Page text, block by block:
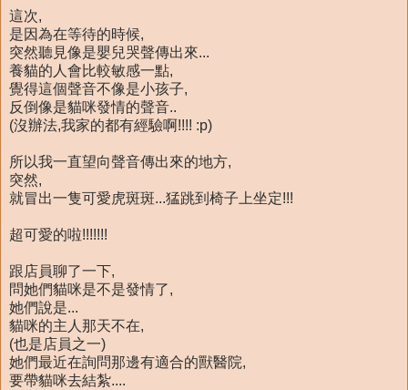
這次,
是因為在等待的時候,
突然聽見像是嬰兒哭聲傳出來...
養貓的人會比較敏感一點,
覺得這個聲音不像是小孩子,
反倒像是貓咪發情的聲音..
(沒辦法,我家的都有經驗啊!!!! :p)
所以我一直望向聲音傳出來的地方,
突然,
就冒出一隻可愛虎斑斑...猛跳到椅子上坐定!!!
超可愛的啦!!!!!!!
跟店員聊了一下,
問她們貓咪是不是發情了,
她們說是...
貓咪的主人那天不在,
(也是店員之一)
她們最近在詢問那邊有適合的獸醫院,
要帶貓咪去結紮....